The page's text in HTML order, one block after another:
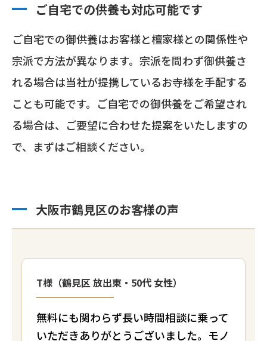
ご自宅での供養も対応可能です
ご自宅での御供養はお客様と檀家様との関係性や
宗派で方法が異なります。宗派を問わず御供養さ
れる場合は当社が提携しているお寺様を手配する
ことも可能です。ご自宅での御供養をご希望され
る場合は、ご要望に合わせた提案をいたしますの
で、まずはご相談ください。
大阪市鶴見区のお客様の声
T様（鶴見区 放出東・50代 女性）
無料にも関わらず長い時間相談に乗って
いただきありがとうございました。モノ